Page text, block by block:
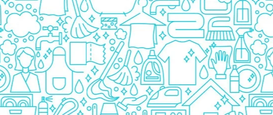
Balsam/Masca
Coafura
Ustensile
Gel de Dus
Prezervative
Ingrijire Orala
Pasta De Dinti
Periuta Dinti